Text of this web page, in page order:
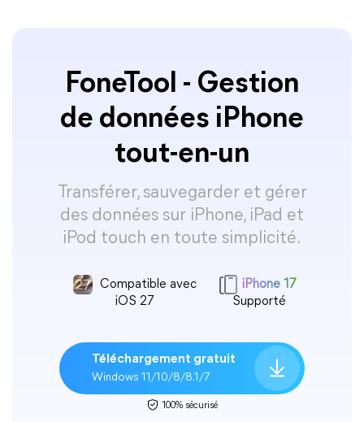
FoneTool - Gestion
de données iPhone
tout-en-un
Transférer, sauvegarder et gérer
des données sur iPhone, iPad et
iPod touch en toute simplicité.
Compatible avec
iOS 27
iPhone 17
Supporté
Téléchargement gratuit
Windows 11/10/8/8.1/7
100% sécurisé